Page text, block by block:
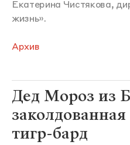
Екатерина Чистякова,
жизнь».
Архив
Дед Мороз из
тигр-бард